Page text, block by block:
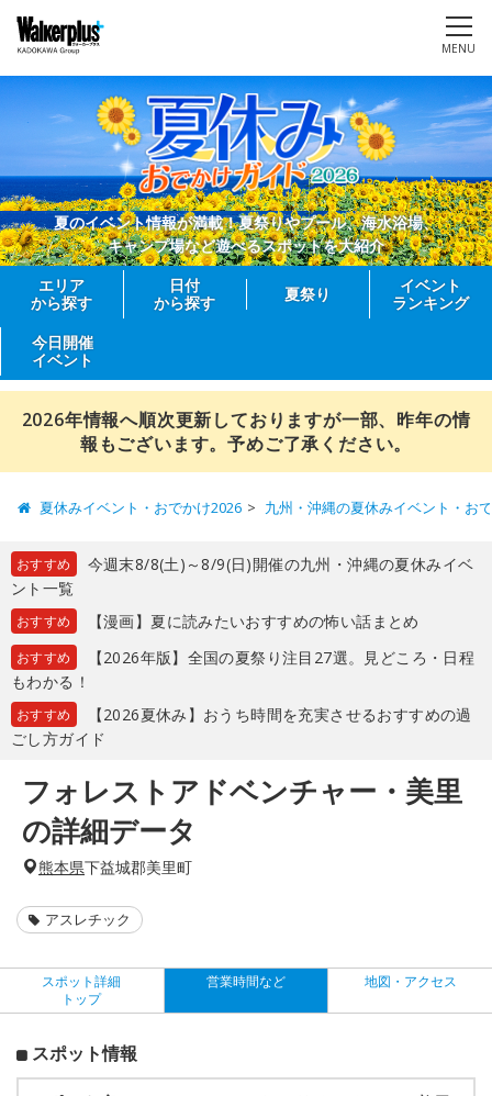
MENU
夏のイベント情報が満載！夏祭りやプール、海水浴場、
キャンプ場など遊べるスポットを大紹介
エリア
から探す
日付
から探す
夏祭り
イベント
ランキング
今日開催
イベント
2026年情報へ順次更新しておりますが一部、昨年の情
報もございます。予めご了承ください。
夏休みイベント・おでかけ2026 九州・沖縄の夏休みイベント・お
おすすめ
今週末8/8(土)～8/9(日)開催の九州・沖縄の夏休みイベ
ント一覧
おすすめ 【漫画】夏に読みたいおすすめの怖い話まとめ
おすすめ
【2026年版】全国の夏祭り注目27選。見どころ・日程
もわかる！
おすすめ
【2026夏休み】おうち時間を充実させるおすすめの過
ごし方ガイド
フォレストアドベンチャー・美里
の詳細データ
熊本県下益城郡美里町
アスレチック
スポット詳細
トップ
営業時間など 地図・アクセス
スポット情報